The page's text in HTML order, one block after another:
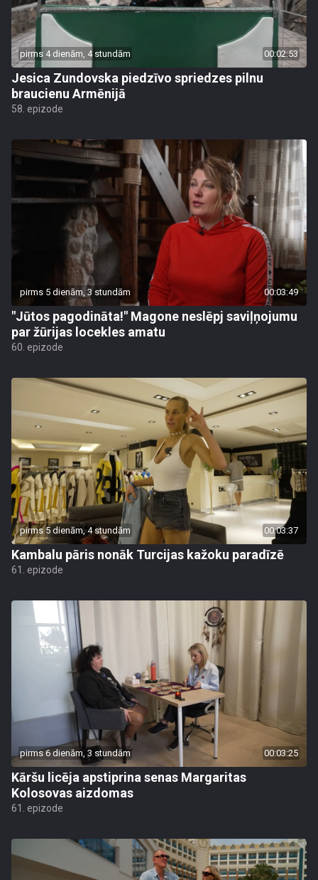
pirms 4 dienām, 4 stundām 00:02:53
Jesica Zundovska piedzīvo spriedzes pilnu
braucienu Armēnijā
58. epizode
pirms 5 dienām, 3 stundām 00:03:49
"Jūtos pagodināta!" Magone neslēpj saviļņojumu
par žūrijas locekles amatu
60. epizode
pirms 5 dienām, 4 stundām 00:03:37
Kambalu pāris nonāk Turcijas kažoku paradīzē
61. epizode
pirms 6 dienām, 3 stundām 00:03:25
Kāršu licēja apstiprina senas Margaritas
Kolosovas aizdomas
61. epizode